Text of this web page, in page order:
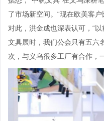
了市场新空间。“现在欧美客
对此，洪金成也深表认可，“
文具展时，我们公会只有五六
次，与义乌很多工厂有合作，